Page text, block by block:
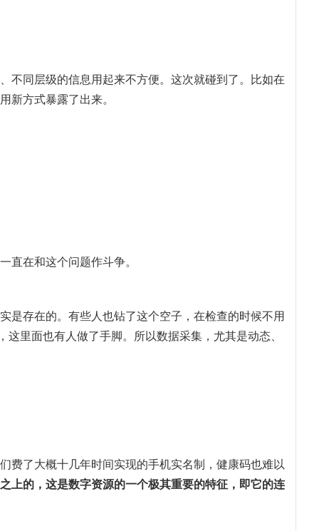
不同层级的信息用起来不方便。这次就碰到了。比如在
新方式暴露了出来。
直在和这个问题作斗争。
是存在的。有些人也钻了这个空子，在检查的时候不用
里面也有人做了手脚。所以数据采集，尤其是动态、
费了大概十几年时间实现的手机实名制，健康码也难以
上的，这是数字资源的一个极其重要的特征，即它的连